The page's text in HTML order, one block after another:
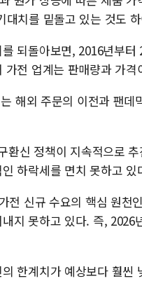
대치를 밑돌고 있는 것도
되돌아보면, 2016년부
전 업계는 판매량과 가
해외 주문의 이전과 팬
환신 정책이 지속적으로
하락세를 면치 못하고 있
전 신규 수요의 핵심 원천
지 못하고 있다. 즉,
한계치가 예상보다 훨씬